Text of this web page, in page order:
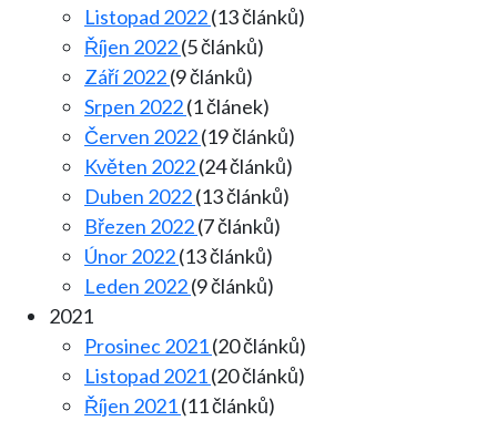
Listopad 2022(13 článků)
Říjen 2022(5 článků)
Září 2022(9 článků)
Srpen 2022(1 článek)
Červen 2022(19 článků)
Květen 2022(24 článků)
Duben 2022(13 článků)
Březen 2022(7 článků)
Únor 2022(13 článků)
Leden 2022(9 článků)
2021
Prosinec 2021(20 článků)
Listopad 2021(20 článků)
Říjen 2021(11 článků)